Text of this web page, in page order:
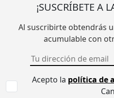
¡SUSCRÍBETE A
Al suscribirte obtendrás
acumulable con
Acepto la política de